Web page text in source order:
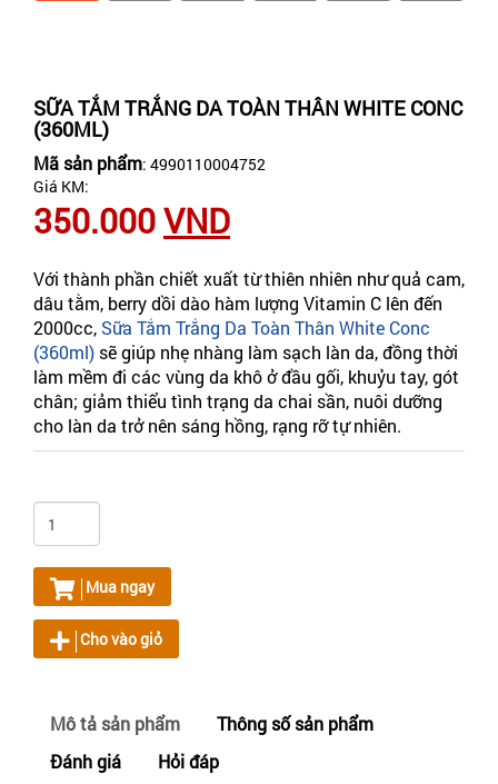
SỮA TẮM TRẮNG DA TOÀN THÂN WHITE CONC
(360ML)
Mã sản phẩm: 4990110004752
Giá KM:
350.000VND
Với thành phần chiết xuất từ thiên nhiên như quả cam,
dâu tằm, berry dồi dào hàm lượng Vitamin C lên đến
2000cc, Sữa Tắm Trắng Da Toàn Thân White Conc
(360ml) sẽ giúp nhẹ nhàng làm sạch làn da, đồng thời
làm mềm đi các vùng da khô ở đầu gối, khuỷu tay, gót
chân; giảm thiểu tình trạng da chai sần, nuôi dưỡng
cho làn da trở nên sáng hồng, rạng rỡ tự nhiên.
Mua ngay
Cho vào giỏ
Mô tả sản phẩm
Thông số sản phẩm
Đánh giá
Hỏi đáp